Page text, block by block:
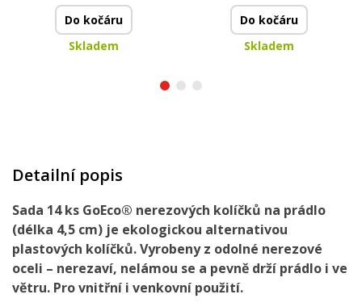
Do kočáru
Skladem
Do kočáru
Skladem
Detailní popis
Sada 14 ks GoEco® nerezových kolíčků na prádlo
(délka 4,5 cm) je ekologickou alternativou
plastových kolíčků. Vyrobeny z odolné nerezové
oceli – nerezaví, nelámou se a pevně drží prádlo i ve
větru. Pro vnitřní i venkovní použití.